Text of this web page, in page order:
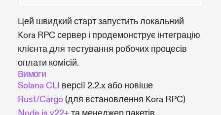
Цей швидкий старт запустить локальний
Kora RPC сервер і продемонструє інтеграцію
клієнта для тестування робочих процесів
оплати комісій.
Вимоги
Solana CLI версії 2.2.x або новіше
Rust/Cargo(для встановлення Kora RPC)